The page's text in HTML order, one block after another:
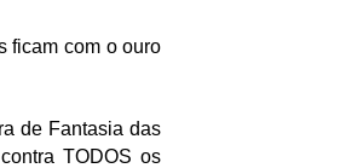
ficam com o ouro
de Fantasia das
TODOS os